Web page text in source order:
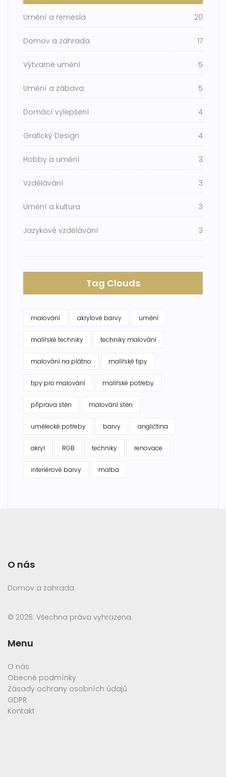
Umění a řemesla 20
Domov a zahrada 17
Výtvarné umění 5
Umění a zábava 5
Domácí vylepšení 4
Grafický Design 4
Hobby a umění 3
Vzdělávání 3
Umění a kultura 3
Jazykové vzdělávání 3
Tag Clouds
malování akrylové barvy umění
malířské techniky techniky malování
malování na plátno malířské tipy
tipy pro malování malířské potřeby
příprava stěn malování stěn
umělecké potřeby barvy angličtina
akryl RGB techniky renovace
interiérové barvy malba
O nás
Domov a zahrada
© 2026. Všechna práva vyhrazena.
Menu
O nás
Obecné podmínky
Zásady ochrany osobních údajů
GDPR
Kontakt